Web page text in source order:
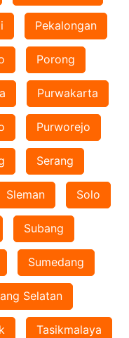
Pekalongan
Porong
Purwakarta
Purworejo
Serang
Sleman Solo
Subang
Sumedang
Selatan
Tasikmalaya